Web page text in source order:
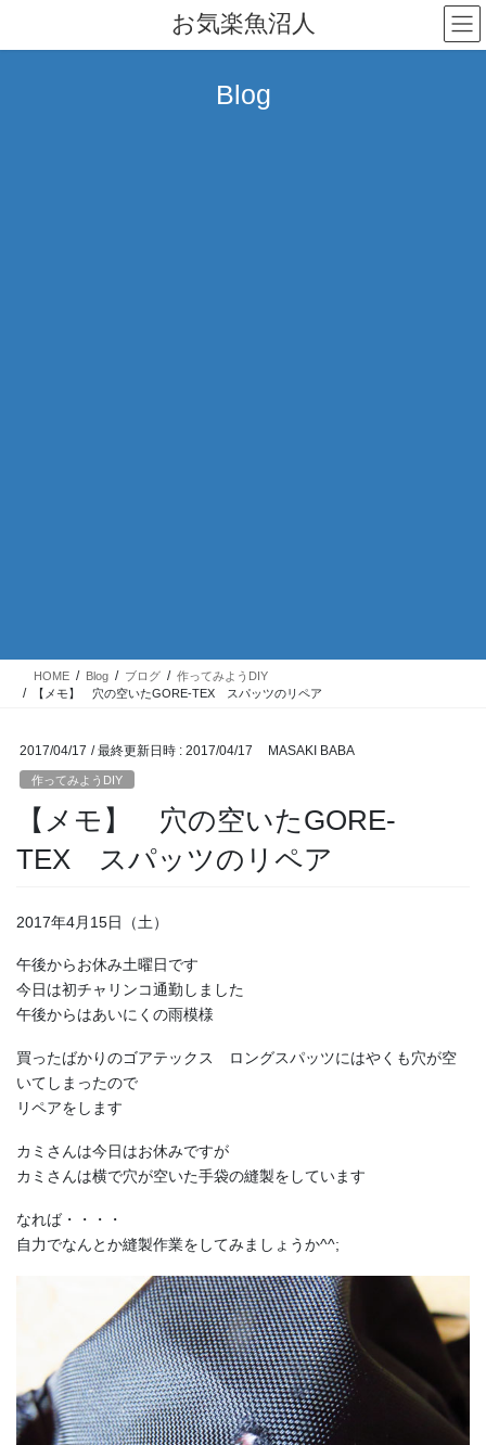
テ
ゲ
お気楽魚沼人
Blog
HOME Blog ブログ
作ってみようDIY
【メモ】 穴の空いたGORE-TEX スパッツのリペア
2017/04/17 / 最終更新日時 : 2017/04/17 MASAKI BABA
作ってみようDIY
【メモ】 穴の空いたGORE-
TEX スパッツのリペア
2017年4月15日（土）
午後からお休み土曜日です
今日は初チャリンコ通勤しました
午後からはあいにくの雨模様
買ったばかりのゴアテックス ロングスパッツにはやくも穴が空
いてしまったので
リペアをします
カミさんは今日はお休みですが
カミさんは横で穴が空いた手袋の縫製をしています
なれば・・・・
自力でなんとか縫製作業をしてみましょうか^^;